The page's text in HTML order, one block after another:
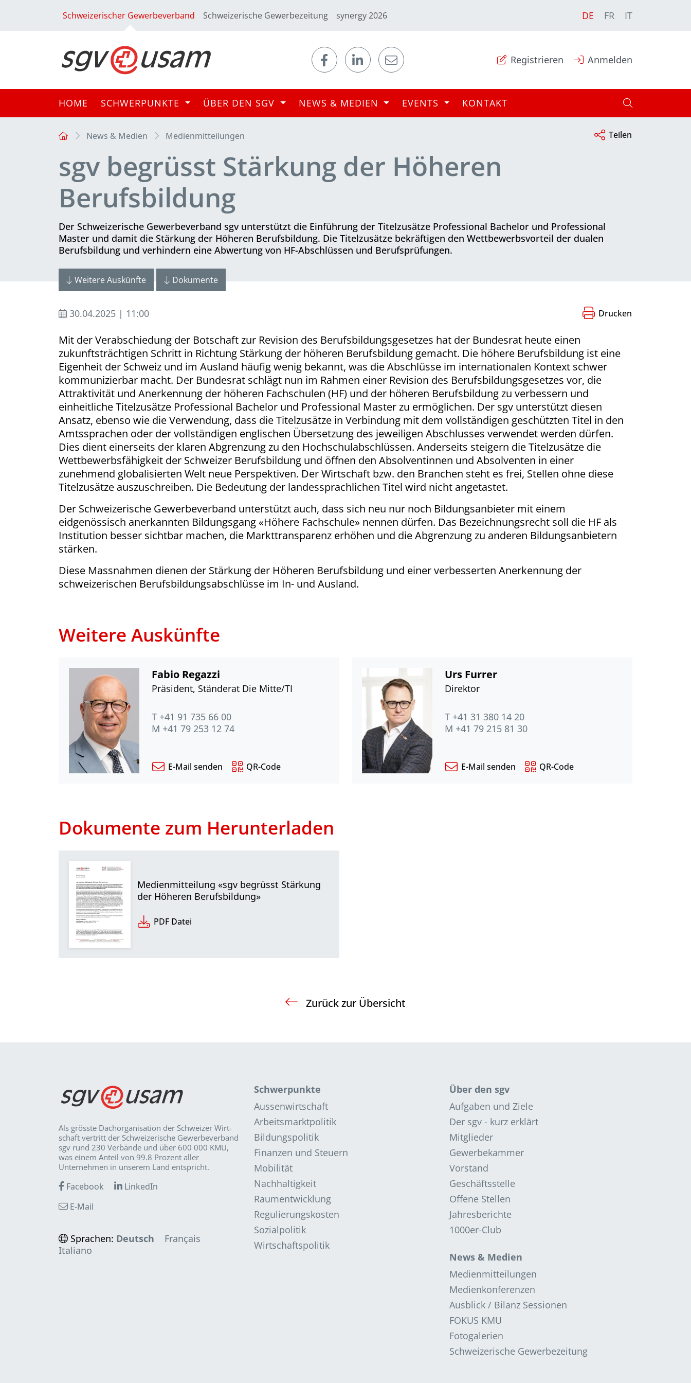
Schweizerischer Gewerbeverband Schweizerische Gewerbezeitung synergy 2026 DE FR IT
Registrieren Anmelden
HOME SCHWERPUNKTE ÜBER DEN SGV NEWS & MEDIEN EVENTS KONTAKT
News & Medien Medienmitteilungen Teilen
sgv begrüsst Stärkung der Höheren
Berufsbildung
Der Schweizerische Gewerbeverband sgv unterstützt die Einführung der Titelzusätze Professional Bachelor und Professional
Master und damit die Stärkung der Höheren Berufsbildung. Die Titelzusätze bekräftigen den Wett­be­werbs­vorteil der dualen
Berufs­bil­dung und verhindern eine Abwertung von HF-Abschlüssen und Berufs­prüfungen.
Weitere Auskünfte Dokumente
30.04.2025 | 11:00 Drucken
Mit der Verabschiedung der Botschaft zur Revision des Berufsbildungsgesetzes hat der Bundesrat heute einen
zukunftsträchtigen Schritt in Richtung Stärkung der höheren Berufsbildung gemacht. Die höhere Berufsbildung ist eine
Eigenheit der Schweiz und im Ausland häufig wenig bekannt, was die Abschlüsse im internationalen Kontext schwer
kommunizierbar macht. Der Bundesrat schlägt nun im Rahmen einer Revision des Berufsbildungsgesetzes vor, die
Attraktivität und Anerkennung der höheren Fachschulen (HF) und der höheren Berufsbildung zu verbessern und
einheitliche Titelzusätze Professional Bachelor und Professional Master zu ermöglichen. Der sgv unterstützt diesen
Ansatz, ebenso wie die Verwendung, dass die Titelzusätze in Verbindung mit dem vollständigen geschützten Titel in den
Amtssprachen oder der vollständigen englischen Übersetzung des jeweiligen Abschlusses verwendet werden dürfen.
Dies dient einerseits der klaren Abgrenzung zu den Hochschulabschlüssen. Anderseits steigern die Titelzusätze die
Wettbewerbsfähigkeit der Schweizer Berufsbildung und öffnen den Absolventinnen und Absolventen in einer
zunehmend globalisierten Welt neue Perspektiven. Der Wirtschaft bzw. den Branchen steht es frei, Stellen ohne diese
Titelzusätze auszuschreiben. Die Bedeutung der landessprachlichen Titel wird nicht angetastet.
Der Schweizerische Gewerbeverband unterstützt auch, dass sich neu nur noch Bildungsanbieter mit einem
eidgenössisch anerkannten Bildungsgang «Höhere Fachschule» nennen dürfen. Das Bezeichnungsrecht soll die HF als
Institution besser sichtbar machen, die Markttransparenz erhöhen und die Abgrenzung zu anderen Bildungsanbietern
stärken.
Diese Massnahmen dienen der Stärkung der Höheren Berufsbildung und einer verbesserten Anerkennung der
schweizerischen Berufsbildungsabschlüsse im In- und Ausland.
Weitere Auskünfte
Fabio Regazzi
Präsident, Ständerat Die Mitte/TI
T +41 91 735 66 00
M +41 79 253 12 74
E-Mail senden QR-Code
Urs Furrer
Direktor
T +41 31 380 14 20
M +41 79 215 81 30
E-Mail senden QR-Code
Dokumente zum Herunterladen
Medienmitteilung «sgv begrüsst Stärkung
der Höheren Berufsbildung»
PDF Datei
Zurück zur Übersicht
Als grösste Dachorganisation der Schweizer Wirt­
schaft vertritt der Schweizerische Gewerbeverband
sgv rund 230 Verbände und über 600 000 KMU,
was einem Anteil von 99.8 Prozent aller
Unternehmen in unserem Land entspricht.
Facebook
LinkedIn
E-Mail
Sprachen: Deutsch
Français
Italiano
Schwerpunkte
Aussenwirtschaft
Arbeitsmarktpolitik
Bildungspolitik
Finanzen und Steuern
Mobilität
Nachhaltigkeit
Raumentwicklung
Regulierungskosten
Sozialpolitik
Wirtschaftspolitik
Über den sgv
Aufgaben und Ziele
Der sgv - kurz erklärt
Mitglieder
Gewerbekammer
Vorstand
Geschäftsstelle
Offene Stellen
Jahresberichte
1000er-Club
News & Medien
Medienmitteilungen
Medienkonferenzen
Ausblick / Bilanz Sessionen
FOKUS KMU
Fotogalerien
Schweizerische Gewerbezeitung